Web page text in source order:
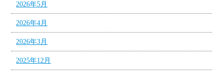
2026年5月
2026年4月
2026年3月
2025年12月